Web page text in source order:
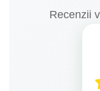
Recenzii